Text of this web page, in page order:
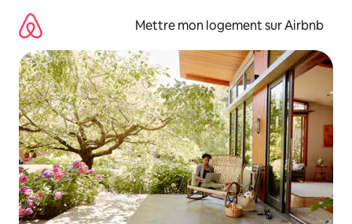
directement
contenu
Mettre mon logement sur Airbnb